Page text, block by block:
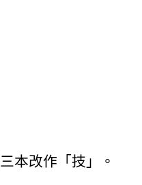
本改作「技」。